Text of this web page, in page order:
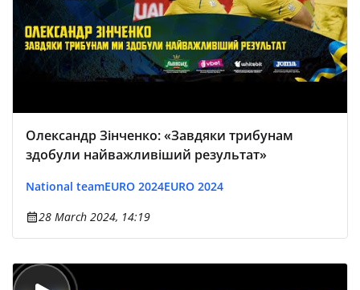
Олександр Зінченко: «Завдяки трибунам
здобули найважливіший результат»
National teamEURO 2024EURO 2024
28 March 2024, 14:19